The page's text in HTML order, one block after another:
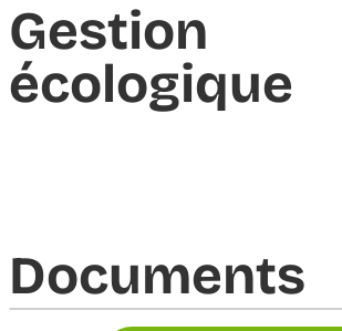
Gestion
écologique
Documents​